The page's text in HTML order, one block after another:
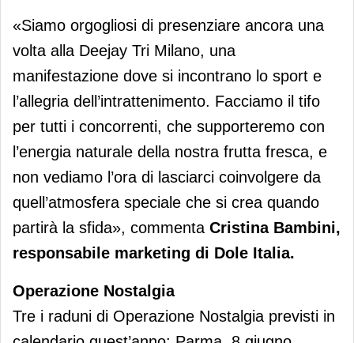
«Siamo orgogliosi di presenziare ancora una
volta alla Deejay Tri Milano, una
manifestazione dove si incontrano lo sport e
l’allegria dell’intrattenimento. Facciamo il tifo
per tutti i concorrenti, che supporteremo con
l’energia naturale della nostra frutta fresca, e
non vediamo l’ora di lasciarci coinvolgere da
quell’atmosfera speciale che si crea quando
partirà la sfida», commenta Cristina Bambini,
responsabile marketing di Dole Italia.
Operazione Nostalgia
Tre i raduni di Operazione Nostalgia previsti in